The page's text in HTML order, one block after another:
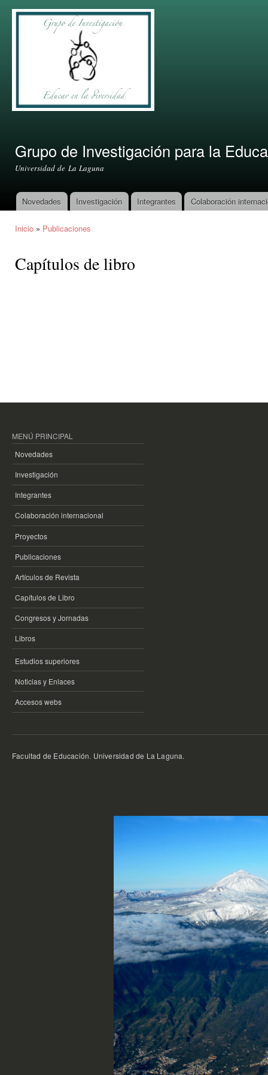
Grupo de Investigación para la
Universidad de La Laguna
Menú principal
Novedades Investigación Integrantes Colaboración
Inicio » Publicaciones
Capítulos de libro
MENÚ PRINCIPAL
Novedades
Investigación
Integrantes
Colaboración internacional
Proyectos
Publicaciones
Artículos de Revista
Capítulos de Libro
Congresos y Jornadas
Libros
Estudios superiores
Noticias y Enlaces
Accesos webs
Facultad de Educación. Universidad de La Laguna.